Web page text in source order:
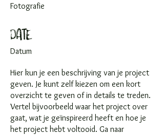
Fotografie
Date
Datum
Hier kun je een beschrijving van je project
geven. Je kunt zelf kiezen om een kort
overzicht te geven of in details te treden.
Vertel bijvoorbeeld waar het project over
gaat, wat je geïnspireerd heeft en hoe je
het project hebt voltooid. Ga naar